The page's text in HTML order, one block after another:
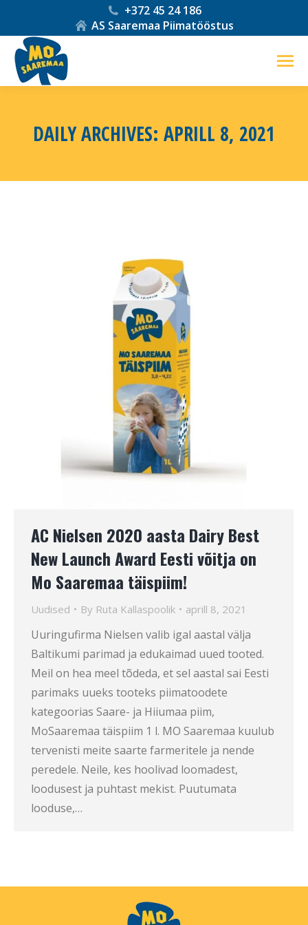
+372 45 24 186
AS Saaremaa Piimatööstus
DAILY ARCHIVES: APRILL 8, 2021
AC Nielsen 2020 aasta Dairy Best
New Launch Award Eesti võitja on
Mo Saaremaa täispiim!
Uudised By Ruta Kallaspoolik aprill 8, 2021
Uuringufirma Nielsen valib igal aastal välja
Baltikumi parimad ja edukaimad uued tooted.
Meil on hea meel tõdeda, et sel aastal sai Eesti
parimaks uueks tooteks piimatoodete
kategoorias Saare- ja Hiiumaa piim,
MoSaaremaa täispiim 1 l. MO Saaremaa kuulub
tervenisti meite saarte farmeritele ja nende
peredele. Neile, kes hoolivad loomadest,
loodusest ja puhtast mekist. Puutumata
looduse,…